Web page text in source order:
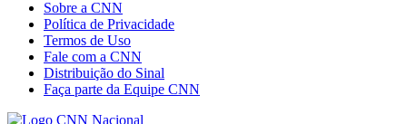
Sobre a CNN
Política de Privacidade
Termos de Uso
Fale com a CNN
Distribuição do Sinal
Faça parte da Equipe CNN